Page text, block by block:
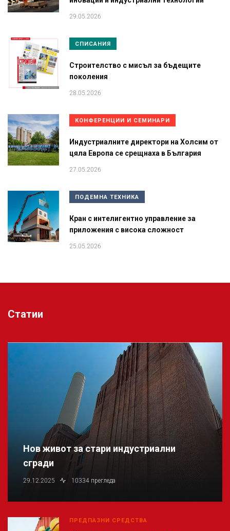
29.05.2026
СПИСАНИЯ
Строителство с мисъл за бъдещите
поколения
28.05.2026
КОНФЕРЕНЦИИ И СЕМИНАРИ
Индустриалните директори на Холсим от
цяла Европа се срещнаха в България
27.05.2026
ПОДЕМНА ТЕХНИКА
Кран с интелигентно управление за
приложения с висока сложност
25.05.2026
Статии
Нов живот за стари индустриални
сгради
29.12.2025 10334 прегледа
ПРЕДПАЗНИ СРЕДСТВА